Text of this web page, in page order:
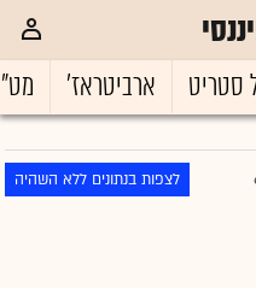
סטריט ארביטראז'
לצפות בנתונים ללא השהיה